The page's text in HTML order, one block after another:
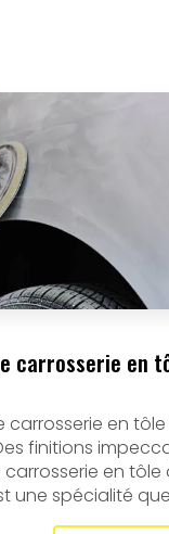
carrosserie en
carrosserie en
finitions
en tôle
une spécialité